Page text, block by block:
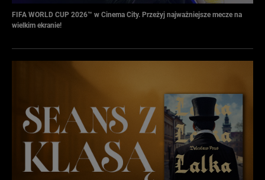
FIFA WORLD CUP 2026™ w Cinema City. Przeżyj najważniejsze mecze na
wielkim ekranie!